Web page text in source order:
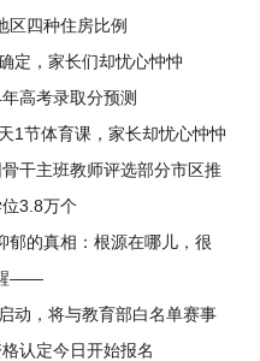
区四种住房比例
定，家长们却忧心忡忡
高考录取分预测
1节体育课，家长却忧心忡忡
干主班教师评选部分市区推
3.8万个
郁的真相：根源在哪儿，很
醒——
动，将与教育部白名单赛事
认定今日开始报名